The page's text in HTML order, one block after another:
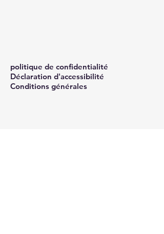
politique de confidentialité
Déclaration d'accessibilité
Conditions générales